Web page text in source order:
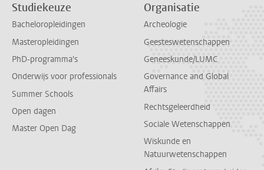
Studiekeuze
Bacheloropleidingen
Masteropleidingen
PhD-programma's
Onderwijs voor professionals
Summer Schools
Open dagen
Master Open Dag
Organisatie
Archeologie
Geesteswetenschappen
Geneeskunde/LUMC
Governance and Global
Affairs
Rechtsgeleerdheid
Sociale Wetenschappen
Wiskunde en
Natuurwetenschappen